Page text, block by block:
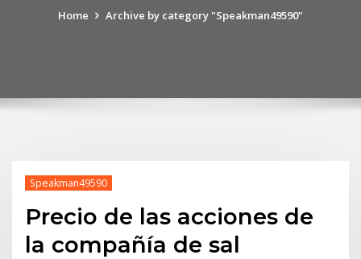
Home Archive by category "Speakman49590"
Speakman49590
Precio de las acciones de
la compañía de sal